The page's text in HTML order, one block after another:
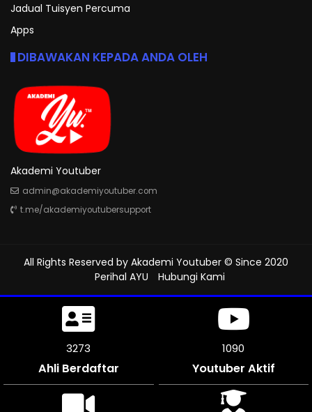
Jadual Tuisyen Percuma
Apps
DIBAWAKAN KEPADA ANDA OLEH
Akademi Youtuber
admin@akademiyoutuber.com
t.me/akademiyoutubersupport
All Rights Reserved by Akademi Youtuber © Since 2020
Perihal AYU
Hubungi Kami
3756
Ahli Berdaftar
1252
Youtuber Aktif